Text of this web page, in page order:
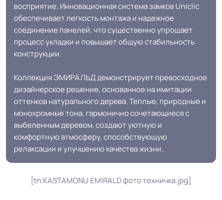
Доп. защита рабочего
слоя
Восковая пропитка
Система примыкания к
Система стыковки
швов
Бесклеевая сборка. Замок UNILIN
Класс горючести КМ5 - устойчив к пеплу
Полы с подогревом
Разрешено
восприятие. Инновационная система замков Uniclic
обеспечивает легкость монтажа и надежное
соединение панелей, что существенно упрощает
процесс укладки и повышает общую стабильность
конструкции.
Коллекция ЭМИРАЛЬД демонстрирует превосходное
дизайнерское решение, основанное на имитации
оттенков натурального дерева. Теплые, природные и
монохромные тона, гармонично сочетающиеся с
выбеленным деревом, создают уютную и
комфортную атмосферу, способствующую
релаксации и улучшению качества жизни.
[tn:KASTAMONU EMIRALD фото техничка.jpg]